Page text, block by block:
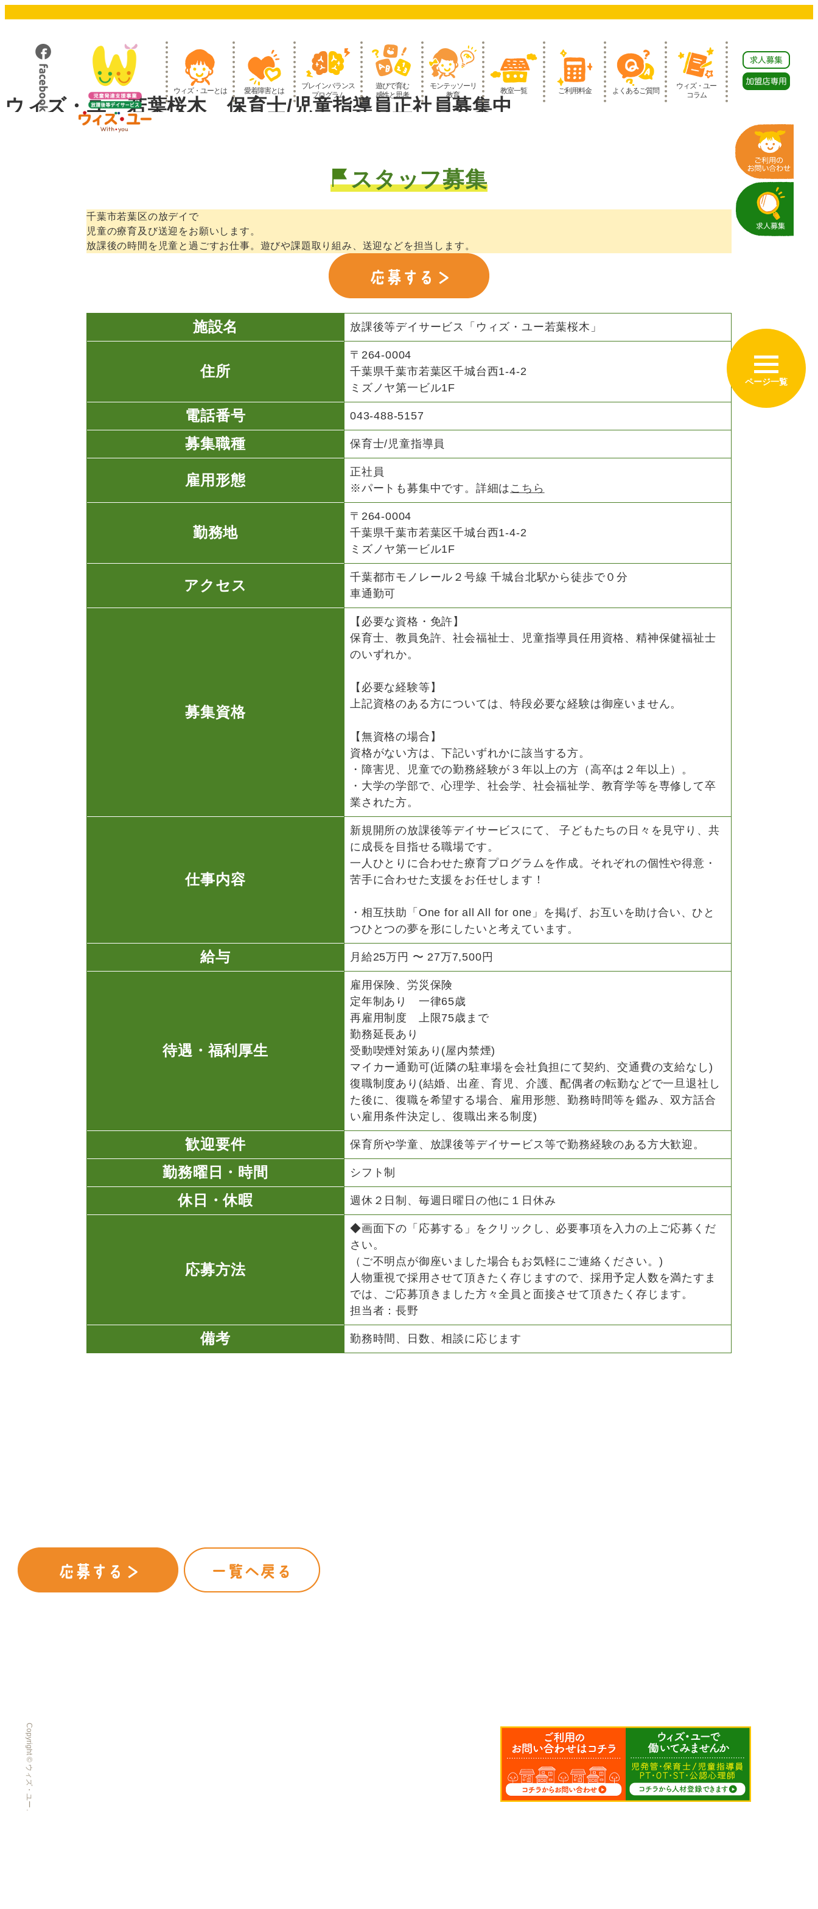
ン
ウィズ・ユーとは 愛着障害とは
ブレインバランス
プログラム
遊びで育む
感性と思考
モンテッソーリ
教育
教室一覧 ご利用料金 よくあるご質問
ウィズ・ユー
コラム
ウィズ・ユー若葉桜木 保育士/児童指導員正社員募集中
スタッフ募集
千葉市若葉区の放デイで
児童の療育及び送迎をお願いします。
放課後の時間を児童と過ごすお仕事。遊びや課題取り組み、送迎などを担当します。
施設名 放課後等デイサービス「ウィズ・ユー若葉桜木」
住所
〒264-0004
千葉県千葉市若葉区千城台西1-4-2
ミズノヤ第一ビル1F
電話番号 043-488-5157
募集職種 保育士/児童指導員
雇用形態
正社員
※パートも募集中です。詳細は こちら
勤務地
〒264-0004
千葉県千葉市若葉区千城台西1-4-2
ミズノヤ第一ビル1F
アクセス
千葉都市モノレール２号線 千城台北駅から徒歩で０分
車通勤可
募集資格
【必要な資格・免許】
保育士、教員免許、社会福祉士、児童指導員任用資格、精神保健福祉士
のいずれか。
【必要な経験等】
上記資格のある方については、特段必要な経験は御座いません。
【無資格の場合】
資格がない方は、下記いずれかに該当する方。
・障害児、児童での勤務経験が３年以上の方（高卒は２年以上）。
・大学の学部で、心理学、社会学、社会福祉学、教育学等を専修して卒
業された方。
仕事内容
新規開所の放課後等デイサービスにて、 子どもたちの日々を見守り、共
に成長を目指せる職場です。
一人ひとりに合わせた療育プログラムを作成。それぞれの個性や得意・
苦手に合わせた支援をお任せします！
・相互扶助「One for all All for one」を掲げ、お互いを助け合い、ひと
つひとつの夢を形にしたいと考えています。
給与 月給25万円 〜 27万7,500円
待遇・福利厚生
雇用保険、労災保険
定年制あり 一律65歳
再雇用制度 上限75歳まで
勤務延長あり
受動喫煙対策あり(屋内禁煙)
マイカー通勤可(近隣の駐車場を会社負担にて契約、交通費の支給なし)
復職制度あり(結婚、出産、育児、介護、配偶者の転勤などで一旦退社し
た後に、復職を希望する場合、雇用形態、勤務時間等を鑑み、双方話合
い雇用条件決定し、復職出来る制度)
歓迎要件 保育所や学童、放課後等デイサービス等で勤務経験のある方大歓迎。
勤務曜日・時間 シフト制
休日・休暇 週休２日制、毎週日曜日の他に１日休み
応募方法
◆画面下の「応募する」をクリックし、必要事項を入力の上ご応募くだ
さい。
（ご不明点が御座いました場合もお気軽にご連絡ください。)
人物重視で採用させて頂きたく存じますので、採用予定人数を満たすま
では、ご応募頂きました方々全員と面接させて頂きたく存じます。
担当者：長野
備考 勤務時間、日数、相談に応じます
Copyright © ウィズ・ユー All Rights Reserved.